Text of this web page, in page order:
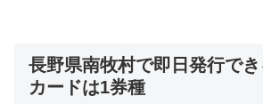
長野県南牧村で即日発行で
カードは1券種